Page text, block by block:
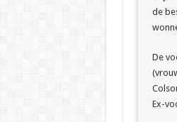
de
De
Ex-